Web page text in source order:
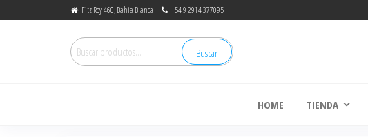
Fitz Roy 460, Bahia Blanca +54 9 2914 377095
Buscar
HOME TIENDA